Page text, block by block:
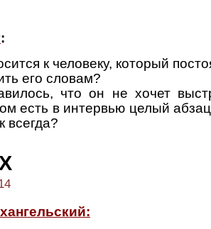
:
к человеку, который
его словам?
что он не хочет
есть в интервью целый
всегда?